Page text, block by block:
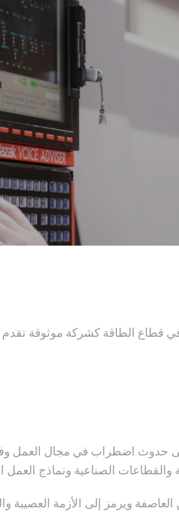
إلى حدوث اضطراب في مجال العمل
والقطاعات الصناعية ونماذج العمل
ويرمز إلى الأزمة العصيبة